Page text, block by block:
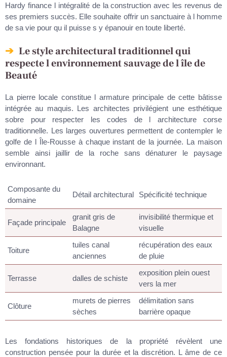
Hardy finance l intégralité de la construction avec les revenus de
ses premiers succès. Elle souhaite offrir un sanctuaire à l homme
de sa vie pour qu il puisse s y épanouir en toute liberté.
Le style architectural traditionnel qui
respecte l environnement sauvage de l île de
Beauté
La pierre locale constitue l armature principale de cette bâtisse
intégrée au maquis. Les architectes privilégient une esthétique
sobre pour respecter les codes de l architecture corse
traditionnelle. Les larges ouvertures permettent de contempler le
golfe de l Île-Rousse à chaque instant de la journée. La maison
semble ainsi jaillir de la roche sans dénaturer le paysage
environnant.
Composante du
domaine
Détail architectural Spécificité technique
Façade principale
granit gris de
Balagne
invisibilité thermique et
visuelle
Toiture
tuiles canal
anciennes
récupération des eaux
de pluie
Terrasse dalles de schiste
exposition plein ouest
vers la mer
Clôture
murets de pierres
sèches
délimitation sans
barrière opaque
Les fondations historiques de la propriété révèlent une
construction pensée pour la durée et la discrétion. L âme de ce